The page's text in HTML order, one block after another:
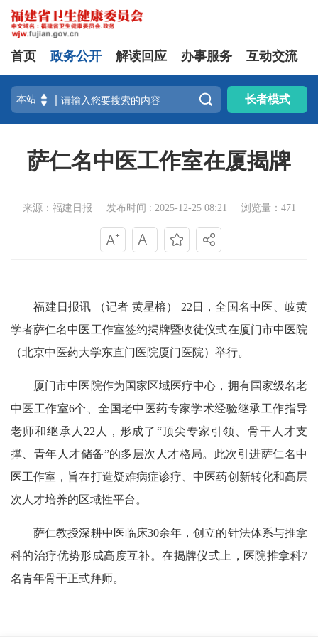
首页 政务公开 解读回应 办事服务 互动交流
 长者模式
萨仁名中医工作室在厦揭牌
来源：福建日报 发布时间 : 2025-12-25 08:21 浏览量：471
福建日报讯 （记者 黄星榕） 22日，全国名中医、岐黄
学者萨仁名中医工作室签约揭牌暨收徒仪式在厦门市中医院
（北京中医药大学东直门医院厦门医院）举行。
厦门市中医院作为国家区域医疗中心，拥有国家级名老
中医工作室6个、全国老中医药专家学术经验继承工作指导
老师和继承人22人，形成了“顶尖专家引领、骨干人才支
撑、青年人才储备”的多层次人才格局。此次引进萨仁名中
医工作室，旨在打造疑难病症诊疗、中医药创新转化和高层
次人才培养的区域性平台。
萨仁教授深耕中医临床30余年，创立的针法体系与推拿
科的治疗优势形成高度互补。在揭牌仪式上，医院推拿科7
名青年骨干正式拜师。